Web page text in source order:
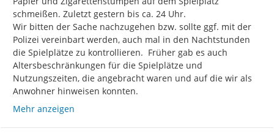
schmeißen. Zuletzt gestern bis ca. 24 Uhr.
Wir bitten der Sache nachzugehen bzw. sollte ggf. mit der
Polizei vereinbart werden, auch mal in den Nachtstunden
die Spielplätze zu kontrollieren.  Früher gab es auch
Altersbeschränkungen für die Spielplätze und
Nutzungszeiten, die angebracht waren und auf die wir als
Anwohner hinweisen konnten.
Mehr anzeigen